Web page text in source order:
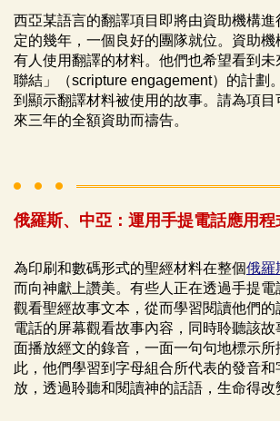
西亞某語言的翻譯項目即將由資助機構
定的幾年，一個良好的團隊就位。資助
有人使用翻譯的材料。他們也希望看到未
聯結」（scripture engagement）的計劃
到顯示翻譯材料被使用的故事。請為項目
來三年的全額資助而禱告。
俄羅斯、中亞：運用手提電話應用
為印刷和數碼形式的聖經材料在整個俄羅
而向神獻上讚美。有些人正在透過手提電
觀看聖經故事文本，從而學習閱讀他們的
電話的屏幕觀看故事內容，同時聆聽該
面播放經文的錄音，一面一句句地標示所
此，他們學習到字母組合所代表的發音和
放，透過聆聽和閱讀神的話語，生命得改